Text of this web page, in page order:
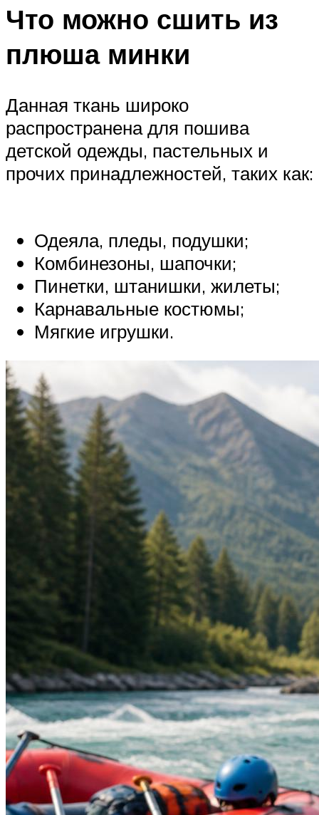
Что можно сшить из
плюша минки
Данная ткань широко
распространена для пошива
детской одежды, пастельных и
прочих принадлежностей, таких как:
Одеяла, пледы, подушки;
Комбинезоны, шапочки;
Пинетки, штанишки, жилеты;
Карнавальные костюмы;
Мягкие игрушки.